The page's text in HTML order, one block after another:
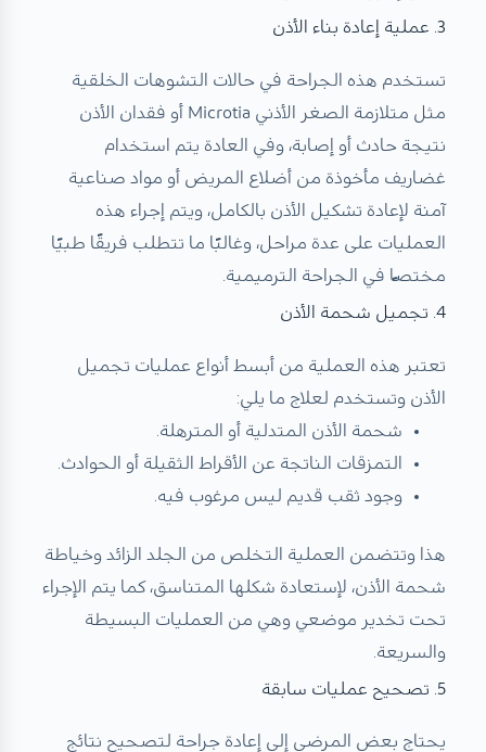
3. عملية إعادة بناء الأذن
تستخدم هذه الجراحة في حالات التشوهات الخلقية
مثل متلازمة الصغر الأذني Microtia أو فقدان الأذن
نتيجة حادث أو إصابة، وفي العادة يتم استخدام
غضاريف مأخوذة من أضلاع المريض أو مواد صناعية
آمنة لإعادة تشكيل الأذن بالكامل، ويتم إجراء هذه
العمليات على عدة مراحل، وغالبًا ما تتطلب فريقًا طبيًا
مختصًا في الجراحة الترميمية.
4. تجميل شحمة الأذن
تعتبر هذه العملية من أبسط أنواع عمليات تجميل
الأذن وتستخدم لعلاج ما يلي:
شحمة الأذن المتدلية أو المترهلة.
التمزقات الناتجة عن الأقراط الثقيلة أو الحوادث.
وجود ثقب قديم ليس مرغوب فيه.
هذا وتتضمن العملية التخلص من الجلد الزائد وخياطة
شحمة الأذن، لإستعادة شكلها المتناسق، كما يتم الإجراء
تحت تخدير موضعي وهي من العمليات البسيطة
والسريعة.
5. تصحيح عمليات سابقة
يحتاج بعض المرضى إلى إعادة جراحة لتصحيح نتائج